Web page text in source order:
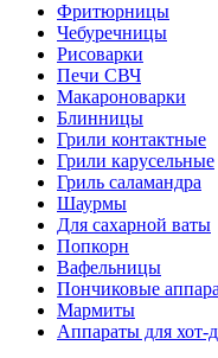
Фритюрницы
Чебуречницы
Рисоварки
Печи СВЧ
Макароноварки
Блинницы
Грили контактные
Грили карусельные
Гриль саламандра
Шаурмы
Для сахарной ваты
Попкорн
Вафельницы
Пончиковые
Мармиты
Аппараты для хот-